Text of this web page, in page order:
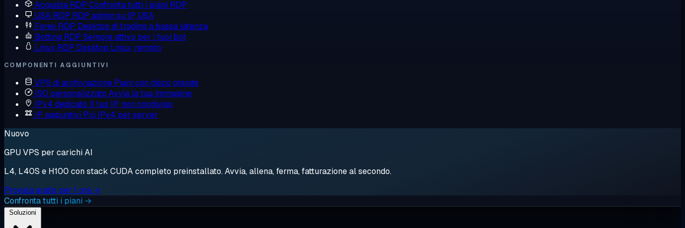
Acquista RDP Confronta tutti i piani RDP
USA RDP RDP admin su IP USA
Forex RDP Desktop di trading a bassa latenza
Botting RDP Sempre attivo per i tuoi bot
Linux RDP Desktop Linux, remoto
COMPONENTI AGGIUNTIVI
VPS di archiviazione Piani con disco grande
ISO personalizzato Avvia la tua immagine
IPv4 dedicato Il tuo IP, non condiviso
IP aggiuntivi Più IPv4 per server
Nuovo
GPU VPS per carichi AI
L4, L40S e H100 con stack CUDA completo preinstallato. Avvia, allena, ferma, fatturazione al secondo.
Provala gratis per 1 ora →
Confronta tutti i piani →